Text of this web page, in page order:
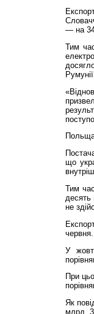
— на
Тим
що
Тим
десять
не
червня.
У
При
Як
млрд.